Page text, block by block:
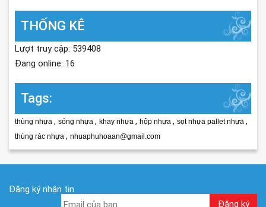
THỐNG KÊ
Lượt truy cập: 539408
Đang online: 16
Tags:
thùng nhựa , sóng nhựa , khay nhựa , hộp nhựa , sọt nhựa pallet nhựa ,
thùng rác nhựa , nhuaphuhoaan@gmail.com
Đăng ký nhận tin